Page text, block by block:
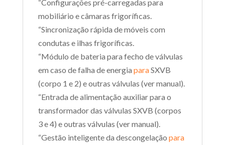
“Configurações pré-carregadas para
mobiliário e câmaras frigoríficas.
“Sincronização rápida de móveis com
condutas e ilhas frigoríficas.
“Módulo de bateria para fecho de válvulas
em caso de falha de energia paraSXVB
(corpo 1 e 2) e outras válvulas (ver manual).
“Entrada de alimentação auxiliar para o
transformador das válvulas SXVB (corpos
3 e 4) e outras válvulas (ver manual).
“Gestão inteligente da descongelação para